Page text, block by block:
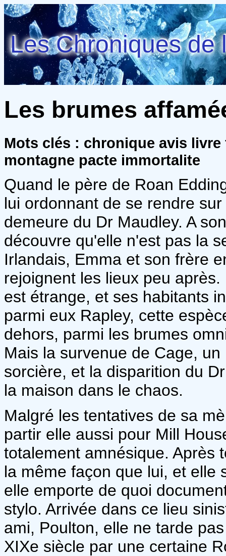
Les Chroniques de
Les brumes
Mots clés : chronique avis
montagne pacte immortalite
Quand le père de Roan
lui ordonnant de se rendre
demeure du Dr Maudley. A
découvre qu'elle n'est pas la
Irlandais, Emma et son frère
rejoignent les lieux peu
est étrange, et ses habitants
parmi eux Rapley, cette
dehors, parmi les brumes
Mais la survenue de Cage,
sorcière, et la disparition du
la maison dans le chaos.
Malgré les tentatives de sa
partir elle aussi pour Mill
totalement amnésique. Après
la même façon que lui, et elle
elle emporte de quoi
stylo. Arrivée dans ce lieu
ami, Poulton, elle ne tarde
XIXe siècle par une certaine